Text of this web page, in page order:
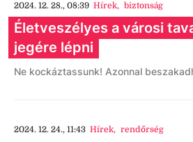
2024. 12. 28., 08:39 Hírek, biztonság
Életveszélyes a városi
jegére lépni
Ne kockáztassunk! Azonnal
2024. 12. 24., 11:43 Hírek, rendőrség